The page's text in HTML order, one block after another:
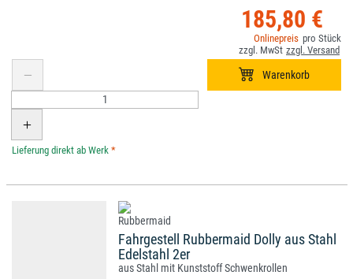
185,80 €
*
Fahrgestell Rubbermaid Dolly aus Stahl
Edelstahl 2er
aus Stahl mit Kunststoff Schwenkrollen